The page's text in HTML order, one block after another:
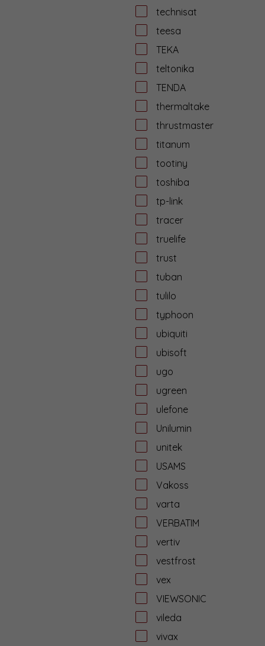
technisat
teesa
TEKA
teltonika
TENDA
thermaltake
thrustmaster
titanum
tootiny
toshiba
tp-link
tracer
truelife
trust
tuban
tulilo
typhoon
ubiquiti
ubisoft
ugo
ugreen
ulefone
Unilumin
unitek
USAMS
Vakoss
varta
VERBATIM
vertiv
vestfrost
vex
VIEWSONIC
vileda
vivax